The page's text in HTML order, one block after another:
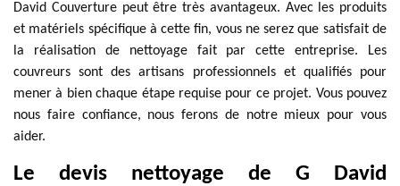
David Couverture peut être très avantageux. Avec les produits
et matériels spécifique à cette fin, vous ne serez que satisfait de
la réalisation de nettoyage fait par cette entreprise. Les
couvreurs sont des artisans professionnels et qualifiés pour
mener à bien chaque étape requise pour ce projet. Vous pouvez
nous faire confiance, nous ferons de notre mieux pour vous
aider.
Le devis nettoyage de G David